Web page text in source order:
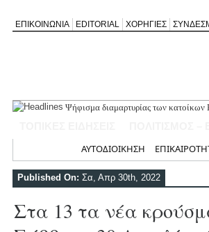
ΕΠΙΚΟΙΝΩΝΙΑ EDITORIAL ΧΟΡΗΓΙΕΣ
Ψήφισμα διαμαρτυρίας των κατοίκων
Θεία Λειτουργία για τους
ΑΥΤΟΔΙΟΙΚΗΣΗ
Published On: Σα, Απρ 30th, 2022
Στα 13 τα νέα